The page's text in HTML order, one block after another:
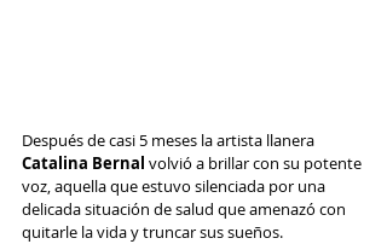
Después de casi 5 meses la artista llanera
Catalina Bernal volvió a brillar con su potente
voz, aquella que estuvo silenciada por una
delicada situación de salud que amenazó con
quitarle la vida y truncar sus sueños.